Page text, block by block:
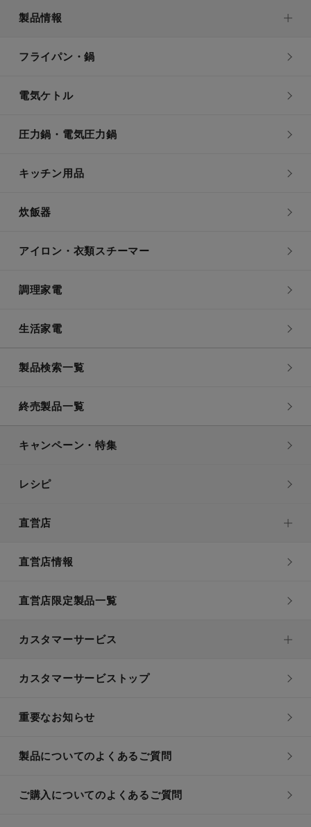
製品情報
フライパン・鍋
電気ケトル
圧力鍋・電気圧力鍋
キッチン用品
炊飯器
アイロン・衣類スチーマー
調理家電
生活家電
製品検索一覧
終売製品一覧
キャンペーン・特集
レシピ
直営店
直営店情報
直営店限定製品一覧
カスタマーサービス
カスタマーサービストップ
重要なお知らせ
製品についてのよくあるご質問
ご購入についてのよくあるご質問